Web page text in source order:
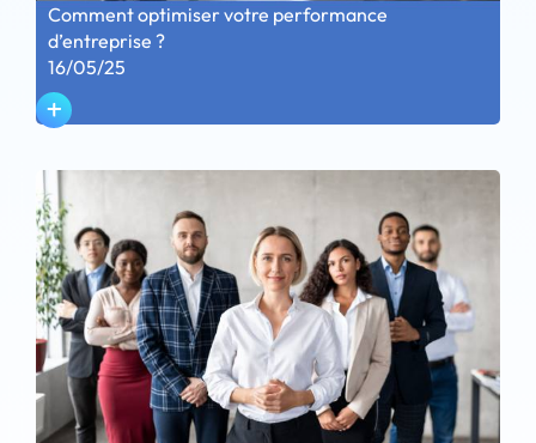
Comment optimiser votre performance
d’entreprise ?
16/05/25